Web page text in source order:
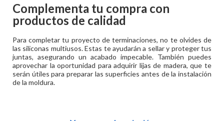
Complementa tu compra con
productos de calidad
Para completar tu proyecto de terminaciones, no te olvides de
las siliconas multiusos. Estas te ayudarán a sellar y proteger tus
juntas, asegurando un acabado impecable. También puedes
aprovechar la oportunidad para adquirir lijas de madera, que te
serán útiles para preparar las superficies antes de la instalación
de la moldura.